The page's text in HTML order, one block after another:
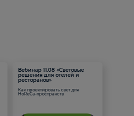
Вебинар 11.08 «Световые
решения для отелей и
ресторанов»
Как проектировать свет для
HoReCa-пространств